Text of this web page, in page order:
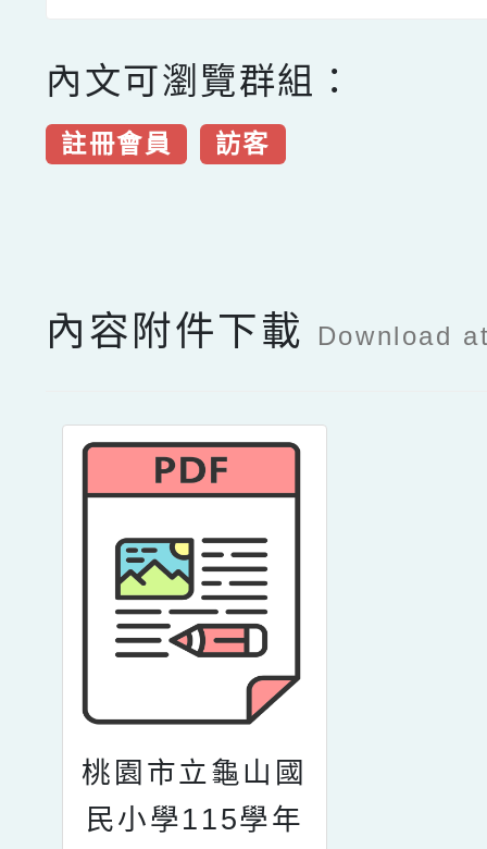
內文可瀏覽群組：
註冊會員 訪客
內容附件下載 Download
桃園市立龜山國
民小學115學年